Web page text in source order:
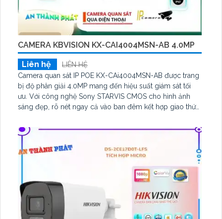
CAMERA KBVISION KX-CAI4004MSN-AB 4.0MP
Liên hệ
LIÊN HỆ
Camera quan sát IP POE KX-CAi4004MSN-AB được trang
bị độ phân giải 4.0MP mang đến hiệu suất giám sát tối
ưu. Với công nghệ Sony STARVIS CMOS cho hình ảnh
sáng đẹp, rõ nét ngay cả vào ban đêm kết hợp giao thức
cấp. Camera an ninh POE KX-CAi4004MSN-AB sử dụng
công nghệ hồng ngoại 40m ban đêm và chống nhập
phạm